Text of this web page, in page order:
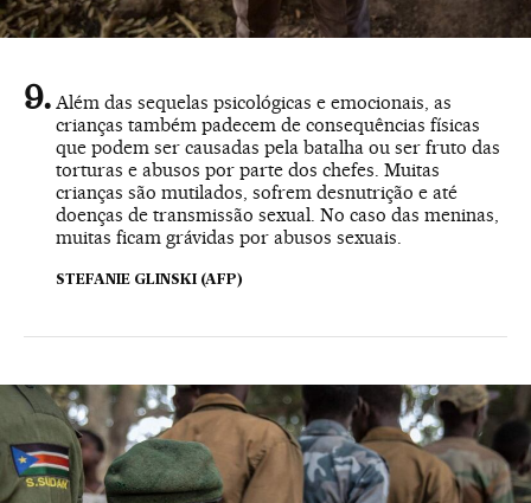
Além das sequelas psicológicas e emocionais, as
crianças também padecem de consequências físicas
que podem ser causadas pela batalha ou ser fruto das
torturas e abusos por parte dos chefes. Muitas
crianças são mutilados, sofrem desnutrição e até
doenças de transmissão sexual. No caso das meninas,
muitas ficam grávidas por abusos sexuais.
STEFANIE GLINSKI (AFP)